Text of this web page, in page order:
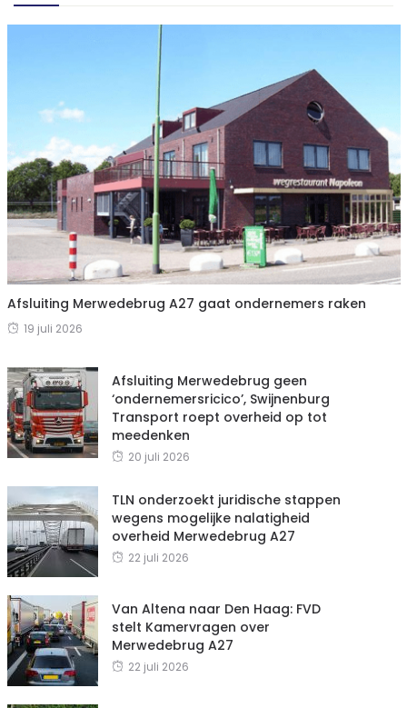
Afsluiting Merwedebrug A27 gaat ondernemers raken
19 juli 2026
Afsluiting Merwedebrug geen
‘ondernemersricico’, Swijnenburg
Transport roept overheid op tot
meedenken
20 juli 2026
TLN onderzoekt juridische stappen
wegens mogelijke nalatigheid
overheid Merwedebrug A27
22 juli 2026
Van Altena naar Den Haag: FVD
stelt Kamervragen over
Merwedebrug A27
22 juli 2026